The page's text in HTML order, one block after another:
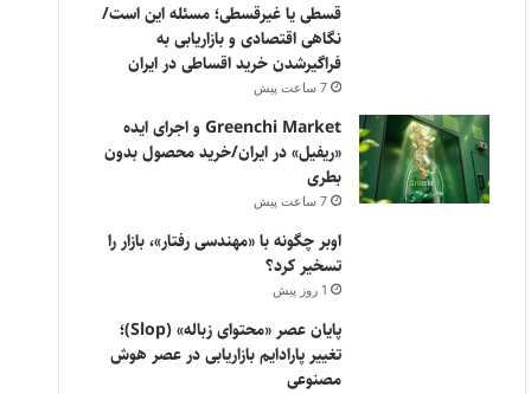
قسطی یا غیرقسطی؛ مسئله این است/
نگاهی اقتصادی و بازاریابی به
فراگیرشدن خرید اقساطی در ایران
7 ساعت پیش
Greenchi Market و اجرای ایده
«ریفیل» در ایران/خرید محصول بدون
بطری
7 ساعت پیش
اوبر چگونه با «مهندسی رفتار»، بازار را
تسخیر کرد؟
1 روز پیش
پایان عصر «محتوای زباله» (Slop)؛
تغییر پارادایم بازاریابی در عصر هوش
مصنوعی